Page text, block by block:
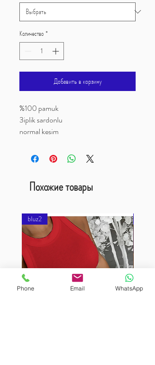
Количество *
Добавить в корзину
%100 pamuk
3iplik sardonlu
normal kesim
Похожие товары
bluz2
Phone Email WhatsApp